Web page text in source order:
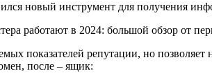
новый инструмент для получения
показателей репутации, но позволяет
после – ящик: